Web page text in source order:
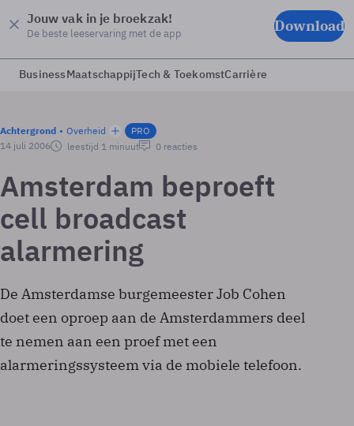
Jouw vak in je broekzak!
De beste leeservaring met de app Download
BusinessMaatschappijTech & ToekomstCarrière
Achtergrond Overheid
PRO
14 juli 2006
leestijd 1 minuut 0 reacties
Amsterdam beproeft
cell broadcast
alarmering
De Amsterdamse burgemeester Job Cohen
doet een oproep aan de Amsterdammers deel
te nemen aan een proef met een
alarmeringssysteem via de mobiele telefoon.